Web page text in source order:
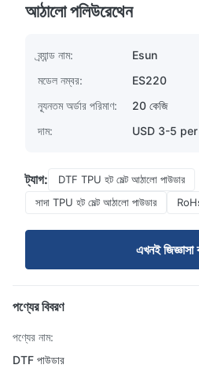
আঠালো পলিউরেথেন
ব্র্যান্ড নাম:
Esun
মডেল নম্বর:
ES220
ন্যূনতম অর্ডার পরিমাণ:
20 কেজি
দাম:
USD 3-5
ট্যাগ:
DTF TPU হট মেল্ট আঠালো পাউডার
সাদা TPU হট মেল্ট আঠালো পাউডার
এখনই
পণ্যের বিবরণ
পণ্যের নাম:
DTF পাউডার